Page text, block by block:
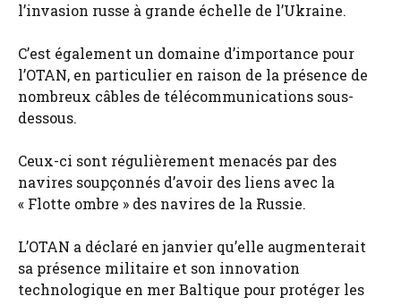
l’invasion russe à grande échelle de l’Ukraine.
C’est également un domaine d’importance pour
l’OTAN, en particulier en raison de la présence de
nombreux câbles de télécommunications sous-
dessous.
Ceux-ci sont régulièrement menacés par des
navires soupçonnés d’avoir des liens avec la
« Flotte ombre » des navires de la Russie.
L’OTAN a déclaré en janvier qu’elle augmenterait
sa présence militaire et son innovation
technologique en mer Baltique pour protéger les